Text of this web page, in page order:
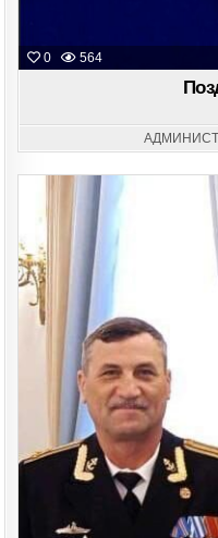
0 564
Posted